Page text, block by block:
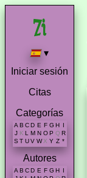
▾
Iniciar sesión
Citas
Categorías
A B C D E F G H I
J K L M N O P Q R
S T U V W X Y Z *
Autores
A B C D E F G H